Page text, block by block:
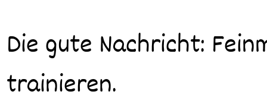
Die gute Nachricht:
trainieren.